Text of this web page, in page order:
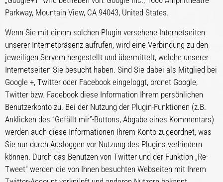
Parkway, Mountain View, CA 94043, United States.
Wenn Sie mit einem solchen Plugin versehene Internetseiten
unserer Internetpräsenz aufrufen, wird eine Verbindung zu den
jeweiligen Servern hergestellt und übermittelt, welche unserer
Internetseiten Sie besucht haben. Sind Sie dabei als Mitglied bei
Google +, Twitter oder Facebook eingeloggt, ordnet Google,
Twitter bzw. Facebook diese Information Ihrem persönlichen
Benutzerkonto zu. Bei der Nutzung der Plugin-Funktionen (z.B.
Anklicken des “Gefällt mir”-Buttons, Abgabe eines Kommentars)
werden auch diese Informationen Ihrem Konto zugeordnet, was
Sie nur durch Ausloggen vor Nutzung des Plugins verhindern
können. Durch das Benutzen von Twitter und der Funktion „Re-
Tweet“ werden die von Ihnen besuchten Webseiten mit Ihrem